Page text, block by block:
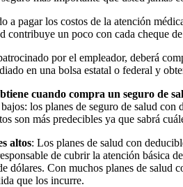
a pagar los costos de la atención
contribuye un poco con cada cheque
por el empleador, deberá
en una bolsa estatal o federal y
cuando compra un seguro de
los planes de seguro de salud
son más predecibles ya que sabrá
altos: Los planes de salud con
de cubrir la atención básica
dólares. Con muchos planes de
que los incurre.